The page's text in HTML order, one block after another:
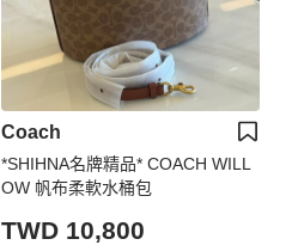
Coach
*SHIHNA名牌精品* COACH WILL
OW 帆布柔軟水桶包
TWD 10,800